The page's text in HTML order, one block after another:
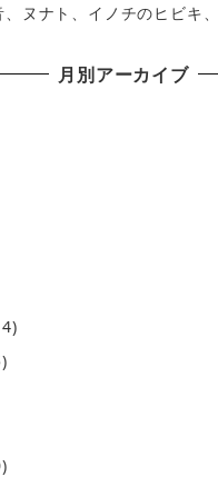
ヌナト、イノチのヒビキ
月別アーカイブ